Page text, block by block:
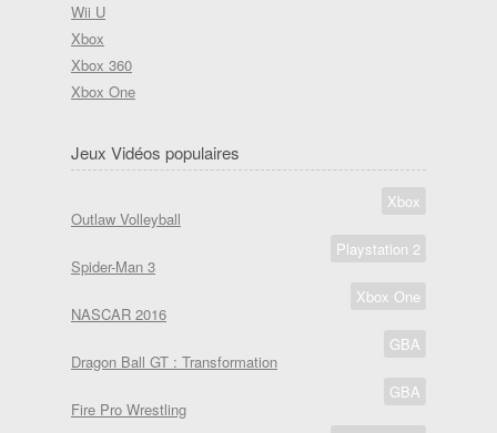
Wii U
Xbox
Xbox 360
Xbox One
Jeux Vidéos populaires
Xbox
Outlaw Volleyball
Playstation 2
Spider-Man 3
Xbox One
NASCAR 2016
GBA
Dragon Ball GT : Transformation
GBA
Fire Pro Wrestling